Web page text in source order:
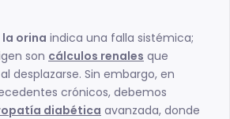
la orina indica una falla sistémica;
son cálculos renales que
desplazarse. Sin embargo, en
crónicos, debemos
diabética avanzada, donde